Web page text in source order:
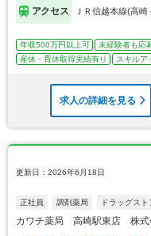
アクセス ＪＲ信越本線(高
年収500万円以上可 未経験者も応
産休・育休取得実績有り
スキルア
求人の詳細を見る
更新日：2026年6月18日
正社員 調剤薬局 ドラッグスト
カワチ薬局 高崎駅東店 株式